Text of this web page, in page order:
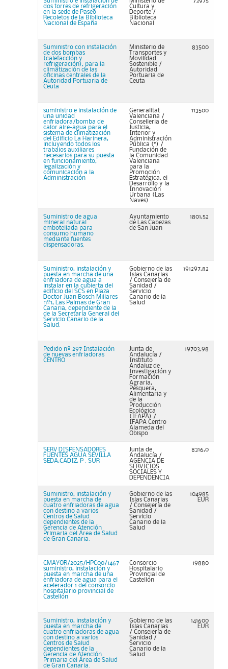
dos torres de refrigeración
en la sede de Paseo
Recoletos de la Biblioteca
Nacional de España
Cultura y
Deporte /
Biblioteca
Nacional
Suministro con instalación
de dos bombas
(calefacción y
refrigeración), para la
climatización de las
oficinas centrales de la
Autoridad Portuaria de
Ceuta
Ministerio de
Transportes y
Movilidad
Sostenible /
Autoridad
Portuaria de
Ceuta
83500
suministro e instalación de
una unidad
enfriadora/bomba de
calor aire-agua para el
sistema de climatización
del Edificio La Harinera,
incluyendo todos los
trabajos auxiliares
necesarios para su puesta
en funcionamiento,
legalización y
comunicación a la
Administración
Generalitat
Valenciana /
Conselleria de
Justicia,
Interior y
Administración
Pública (*) /
Fundación de
la Comunidad
Valenciana
para la
Promoción
Estratégica, el
Desarrollo y la
Innovación
Urbana (Las
Naves)
113500
Suministro de agua
mineral natural
embotellada para
consumo humano
mediante fuentes
dispensadoras.
Ayuntamiento
de Las Cabezas
de San Juan
1801,52
Suministro, instalación y
puesta en marcha de una
enfriadora de agua a
instalar en la cubierta del
edificio del SCS en Plaza
Doctor Juan Bosch Millares
nº1, Las Palmas de Gran
Canaria, dependiente de la
de la Secretaría General del
Servicio Canario de la
Salud.
Gobierno de las
Islas Canarias
/ Consejería de
Sanidad /
Servicio
Canario de la
Salud
191297,82
Pedido nº 297 Instalación
de nuevas enfriadoras
CENTRO
Junta de
Andalucía /
Instituto
Andaluz de
Investigación y
Formación
Agraria,
Pesquera,
Alimentaria y
de la
Producción
Ecológica
(IFAPA) /
IFAPA Centro
Alameda del
Obispo
19703,98
SERV DISPENSADORES
FUENTES AGUA SEVILLA
SEDA,CADIZ, P . SUR
Junta de
Andalucía /
AGENCIA DE
SERVICIOS
SOCIALES Y
DEPENDENCIA
8316,0
Suministro, instalación y
puesta en marcha de
cuatro enfriadoras de agua
con destino a varios
Centros de Salud
dependientes de la
Gerencia de Atención
Primaria del Área de Salud
de Gran Canaria.
Gobierno de las
Islas Canarias
/ Consejería de
Sanidad /
Servicio
Canario de la
Salud
104985
EUR
CMAYOR/2025/HPC00/1467
suministro, instalación y
puesta en marcha de una
enfriadora de agua para el
acelerador 1 del consorcio
hospitalario provincial de
Castellón
Consorcio
Hospitalario
Provincial de
Castellón
19880
Suministro, instalación y
puesta en marcha de
cuatro enfriadoras de agua
con destino a varios
Centros de Salud
dependientes de la
Gerencia de Atención
Primaria del Área de Salud
de Gran Canaria.
Gobierno de las
Islas Canarias
/ Consejería de
Sanidad /
Servicio
Canario de la
Salud
141600
EUR